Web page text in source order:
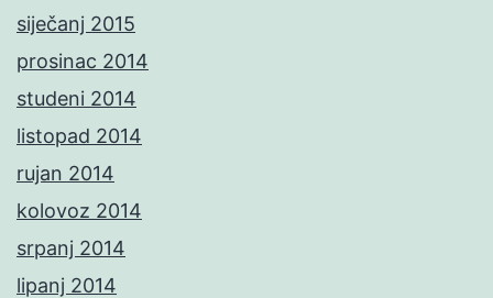
siječanj 2015
prosinac 2014
studeni 2014
listopad 2014
rujan 2014
kolovoz 2014
srpanj 2014
lipanj 2014